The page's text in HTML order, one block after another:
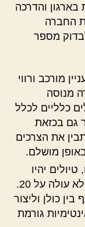
והדרכה
החברה
מספר
מורכב ורווי
מנוסה
כלליים לכלל
גם בכזאת
את הצרכים
מושלם.
יהיו
מוצלחים יותר כשמספר המשתתפות לא עולה על 20.
כולן וליצור
גורמת